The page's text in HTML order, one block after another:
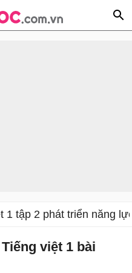
1 tập 2 phát triển năng
việt 1 bài